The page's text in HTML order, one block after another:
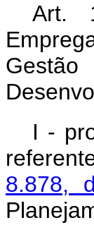
Art.
I -
8.878,